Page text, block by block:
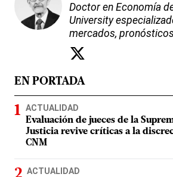
Doctor en Economía
University
mercados,
EN PORTADA
ACTUALIDAD
Evaluación de jueces de la
Justicia revive críticas a la
CNM
ACTUALIDAD